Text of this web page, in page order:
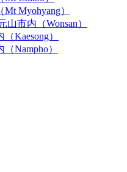
Myohyang）
市内（Wonsan）
Kaesong）
Nampho）